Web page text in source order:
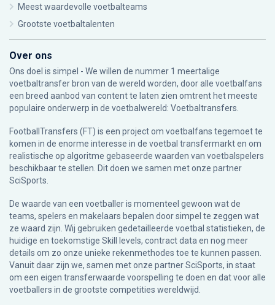
Meest waardevolle voetbalteams
Grootste voetbaltalenten
Over ons
Ons doel is simpel - We willen de nummer 1 meertalige
voetbaltransfer bron van de wereld worden, door alle voetbalfans
een breed aanbod van content te laten zien omtrent het meeste
populaire onderwerp in de voetbalwereld: Voetbaltransfers.
FootballTransfers (FT) is een project om voetbalfans tegemoet te
komen in de enorme interesse in de voetbal transfermarkt en om
realistische op algoritme gebaseerde waarden van voetbalspelers
beschikbaar te stellen. Dit doen we samen met onze partner
SciSports
De waarde van een voetballer is momenteel gewoon wat de
teams, spelers en makelaars bepalen door simpel te zeggen wat
ze waard zijn. Wij gebruiken gedetailleerde voetbal statistieken, de
huidige en toekomstige Skill levels, contract data en nog meer
details om zo onze unieke rekenmethodes toe te kunnen passen.
Vanuit daar zijn we, samen met onze partner SciSports, in staat
om een eigen transferwaarde voorspelling te doen en dat voor alle
voetballers in de grootste competities wereldwijd.